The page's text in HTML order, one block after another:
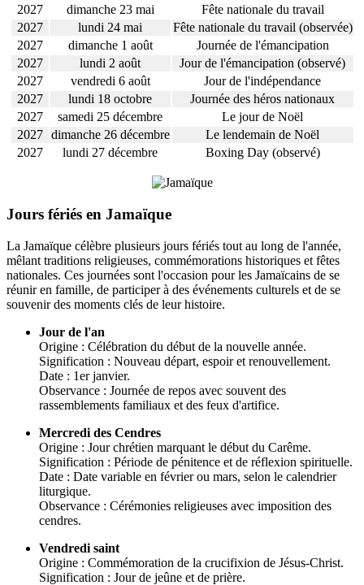
2027
dimanche 23 mai
Fête nationale du travail
2027
lundi 24 mai
Fête nationale du travail (observée)
2027
dimanche 1 août
Journée de l'émancipation
2027
lundi 2 août
Jour de l'émancipation (observé)
2027
vendredi 6 août
Jour de l'indépendance
2027
lundi 18 octobre
Journée des héros nationaux
2027
samedi 25 décembre
Le jour de Noël
2027
dimanche 26 décembre
Le lendemain de Noël
2027
lundi 27 décembre Boxing Day (observé)
Jours fériés en Jamaïque
La Jamaïque célèbre plusieurs jours fériés tout au long de l'année,
mêlant traditions religieuses, commémorations historiques et fêtes
nationales. Ces journées sont l'occasion pour les Jamaïcains de se
réunir en famille, de participer à des événements culturels et de se
souvenir des moments clés de leur histoire.
Jour de l'an
Origine : Célébration du début de la nouvelle année.
Signification : Nouveau départ, espoir et renouvellement.
Date : 1er janvier.
Observance : Journée de repos avec souvent des
rassemblements familiaux et des feux d'artifice.
Mercredi des Cendres
Origine : Jour chrétien marquant le début du Carême.
Signification : Période de pénitence et de réflexion spirituelle.
Date : Date variable en février ou mars, selon le calendrier
liturgique.
Observance : Cérémonies religieuses avec imposition des
cendres.
Vendredi saint
Origine : Commémoration de la crucifixion de Jésus-Christ.
Signification : Jour de jeûne et de prière.